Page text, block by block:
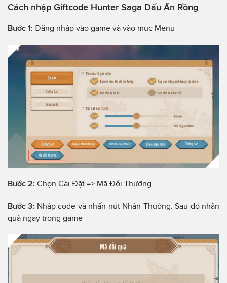
Cách nhập Giftcode Hunter Saga Dấu Ấn Rồng
Bước 1: Đăng nhập vào game và vào mục Menu
Bước 2: Chọn Cài Đặt => Mã Đổi Thưởng
Bước 3: Nhập code và nhấn nút Nhận Thưởng. Sau đó nhận
quà ngay trong game